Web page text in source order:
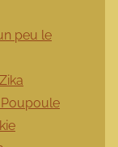
peu le
Poupoule